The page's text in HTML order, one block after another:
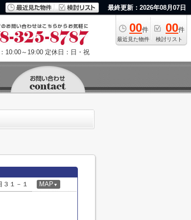
最終更新：2026年08月07日
00件
最近見た物件
00件
検討リスト
10:00～19:00 定休日：日・祝
３１－１ MAP ▼